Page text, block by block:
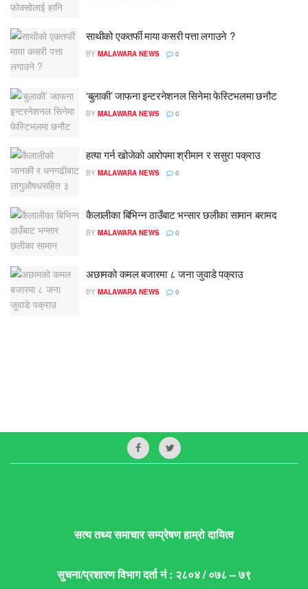
साथीको एकतर्फी माया कसरी पत्ता लगाउने ?
BY MALAWARA NEWS 0
‘बुलाकी’ जाफना इन्टरनेशनल सिनेमा फेस्टिभलमा छनौट
BY MALAWARA NEWS 0
हत्या गर्न खोजेको आरोपमा श्रीमान र ससुरा पक्राउ
BY MALAWARA NEWS 0
कैलालीका बिभिन्न ठाउँबाट भन्सार छलीका सामान बरामद
BY MALAWARA NEWS 0
अछामको कमल बजारमा ८ जना जुवाडे पक्राउ
BY MALAWARA NEWS 0
सत्य तथ्य समाचार सम्प्रेषण हाम्रो दायित्व
सुचना/प्रशारण विभाग दर्ता नं : २८०४ / ०७८ – ७९